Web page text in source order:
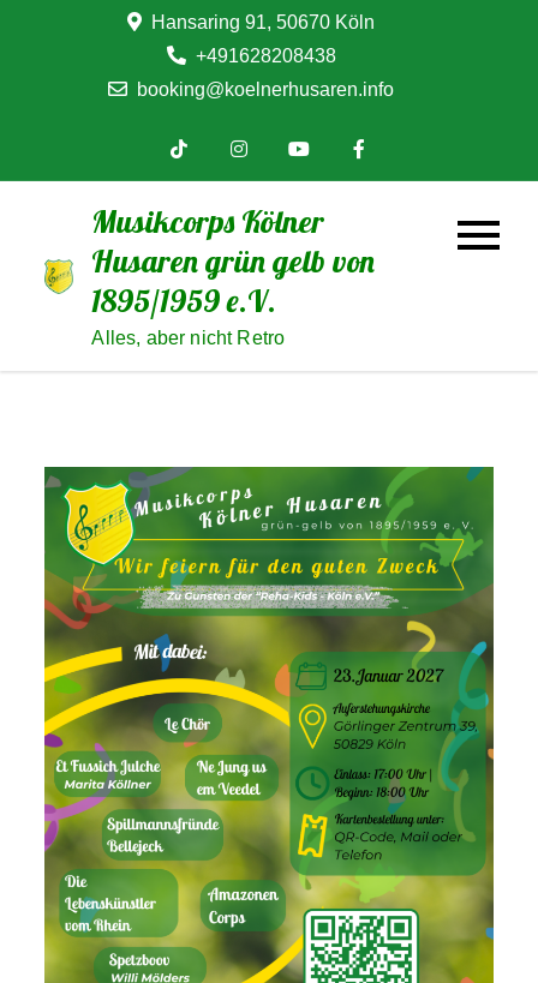
Hansaring 91, 50670 Köln
+491628208438
booking@koelnerhusaren.info
Musikcorps Kölner
Husaren grün gelb von
1895/1959 e.V.
Alles, aber nicht Retro